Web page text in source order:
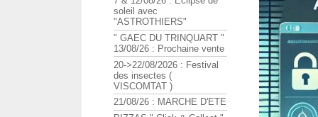
soleil avec
"ASTROTHIERS"
" GAEC DU TRINQUART "
13/08/26 : Prochaine vente
20->22/08/2026 : Festival
des insectes (
VISCOMTAT )
21/08/26 : MARCHE D'ETE